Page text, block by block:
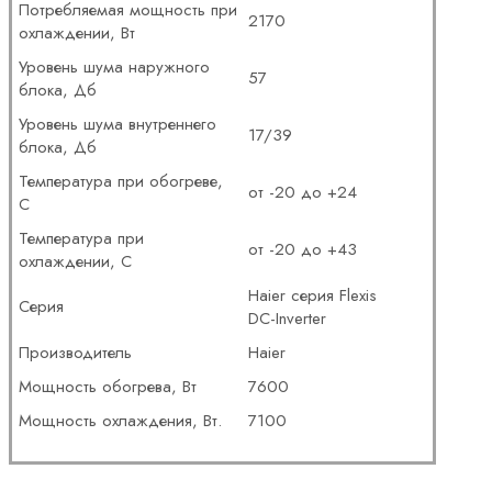
Потребляемая мощность при
охлаждении, Вт
2170
Уровень шума наружного
блока, Дб
57
Уровень шума внутреннего
блока, Дб
17/39
Температура при обогреве,
С
от -20 до +24
Температура при
охлаждении, С
от -20 до +43
Серия
Haier серия Flexis
DC-Inverter
Производитель
Haier
Мощность обогрева, Вт
7600
Мощность охлаждения, Вт.
7100